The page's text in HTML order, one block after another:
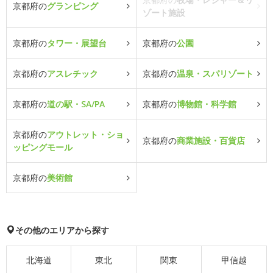
京都府のグランピング
ゾート施設
京都府のタワー・展望台 京都府の公園
京都府のアスレチック 京都府の温泉・スパリゾート
京都府の道の駅・SA/PA 京都府の博物館・科学館
京都府のアウトレット・ショ
ッピングモール
京都府の商業施設・百貨店
京都府の美術館
その他のエリアから探す
北海道 東北 関東 甲信越